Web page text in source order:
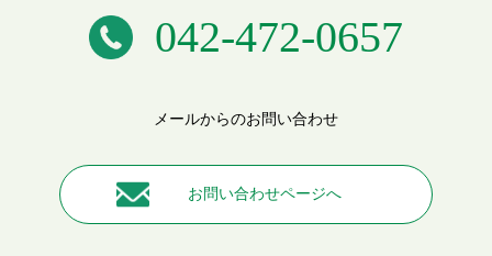
042-472-0657
メールからのお問い合わせ
お問い合わせページへ